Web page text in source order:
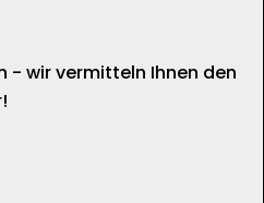
- wir vermitteln Ihnen den